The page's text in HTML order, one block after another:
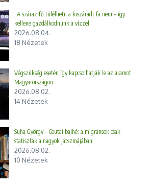
„A száraz fű túlélheti, a kiszáradt fa nem – így
kellene gazdálkodnunk a vízzel”
2026.08.04.
18 Nézetek
Végszükség esetén így kapcsolhatják le az áramot
Magyarországon
2026.08.02.
14 Nézetek
Suha György – Ceutai balhé: a migránsok csak
statiszták a nagyok játszmájában
2026.08.02.
10 Nézetek